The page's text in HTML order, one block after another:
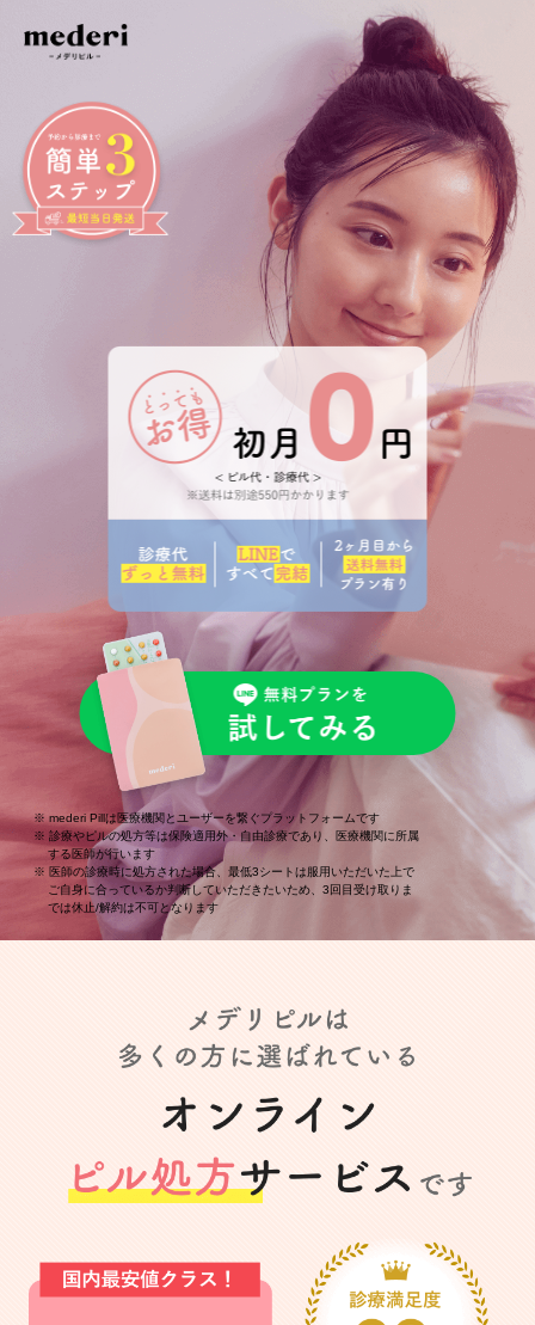
mederi Pillは医療機関とユーザーを繋ぐプラットフォームです
診療やピルの処方等は保険適用外・自由診療であり、医療機関に所属
する医師が行います
医師の診療時に処方された場合、最低3シートは服用いただいた上で
ご自身に合っているか判断していただきたいため、3回目受け取りま
では休止/解約は不可となります